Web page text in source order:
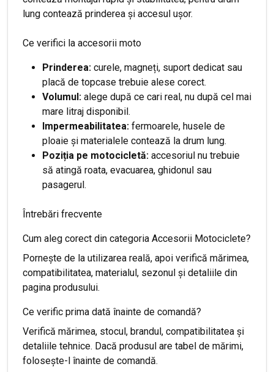
lung contează prinderea și accesul ușor.
Ce verifici la accesorii moto
Prinderea: curele, magneți, suport dedicat sau
placă de topcase trebuie alese corect.
Volumul: alege după ce cari real, nu după cel mai
mare litraj disponibil.
Impermeabilitatea: fermoarele, husele de
ploaie și materialele contează la drum lung.
Poziția pe motocicletă: accesoriul nu trebuie
să atingă roata, evacuarea, ghidonul sau
pasagerul.
Întrebări frecvente
Cum aleg corect din categoria Accesorii Motociclete?
Pornește de la utilizarea reală, apoi verifică mărimea,
compatibilitatea, materialul, sezonul și detaliile din
pagina produsului.
Ce verific prima dată înainte de comandă?
Verifică mărimea, stocul, brandul, compatibilitatea și
detaliile tehnice. Dacă produsul are tabel de mărimi,
folosește-l înainte de comandă.